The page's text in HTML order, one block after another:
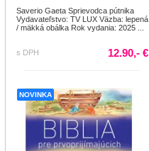
Saverio Gaeta Sprievodca pútnika
Vydavateľstvo: TV LUX Väzba: lepená
/ mäkká obálka Rok vydania: 2025 ...
s DPH 12.90,- €
NOVINKA